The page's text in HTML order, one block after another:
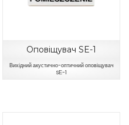
Оповіщувач SE-1
Вихідний акустично-оптичний оповіщувач
SЕ-1